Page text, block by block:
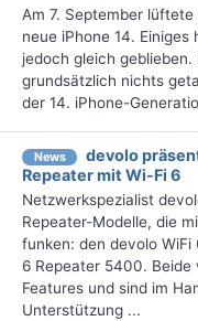
Am 7. September
neue iPhone 14.
jedoch gleich
grundsätzlich nichts
der 14. iPhone-
News
devolo
Repeater mit Wi-Fi 6
Netzwerkspezialist
Repeater-Modelle, die
funken: den devolo
6 Repeater 5400.
Features und sind im
Unterstützung ...